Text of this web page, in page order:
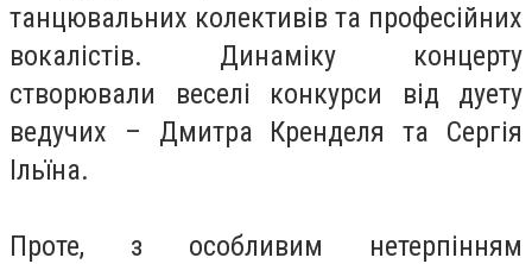
танцювальних колективів та професійних
вокалістів. Динаміку концерту
створювали веселі конкурси від дуету
ведучих – Дмитра Кренделя та Сергія
Ільїна.
Проте, з особливим нетерпінням